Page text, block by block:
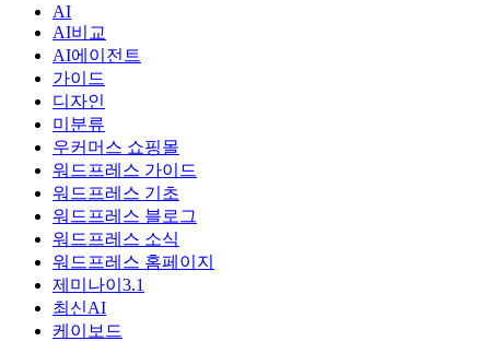
AI
AI비교
AI에이전트
가이드
디자인
미분류
우커머스 쇼핑몰
워드프레스 가이드
워드프레스 기초
워드프레스 블로그
워드프레스 소식
워드프레스 홈페이지
제미나이3.1
최신AI
케이보드